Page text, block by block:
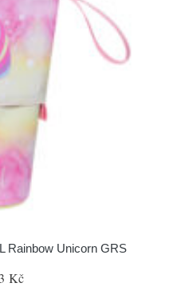
Rainbow Unicorn GRS
Kč